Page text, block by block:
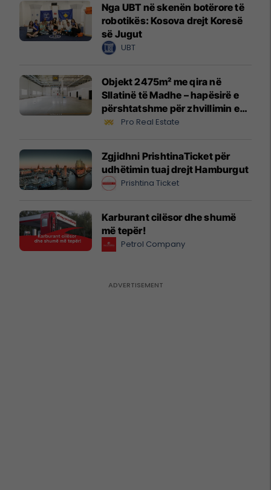
Nga UBT në skenën botërore të
robotikës: Kosova drejt Koresë
së Jugut
UBT
Objekt 2475m² me qira në
Sllatinë të Madhe – hapësirë e
përshtatshme për zhvillimin e
biznesit #16068
Pro Real Estate
Zgjidhni PrishtinaTicket për
udhëtimin tuaj drejt Hamburgut
Prishtina Ticket
Karburant cilësor dhe shumë
më tepër!
Petrol Company